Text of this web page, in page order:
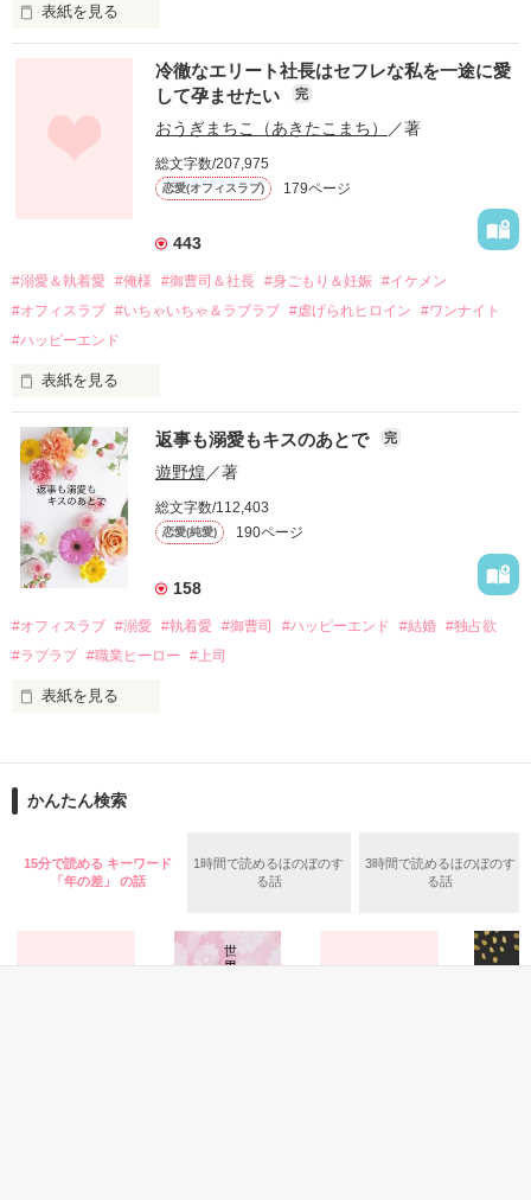
表紙を見る
幼なじみの哲平に淡い恋心を抱いていた美桜。
しかし、ある出来事をきっかけに二人の関係は壊れてしまう。
関係修復もできないまま、美桜は両親の離婚によって
引っ越すことになり、哲平とも離れ離れになった。
それから約十二年後。
過去の傷から、二度と会いたくないと思っていた哲平に
運命のような再会を果たす。
酔った勢いで一夜を共にしてしまった。
さらに、美桜が初めてだと知った哲平は
『責任をとる、結婚しよう』と真っ直ぐに告げてきた。
戸惑う美桜とは裏腹に、好きという気持ちを隠すことなく
甘やかしてくる。
そんなある日、哲平は美桜がストーカー被害に
遭っていることを知る。
美桜を守るため、哲平は同居を提案してきて――。
夏木美桜(なつきみお)
鳴海哲平 (なるみてっぺい)
2026.6.5～2026.7.25
＊以前、公開していた話の改稿版です＊
冷徹なエリート社長はセフレな私を一途に愛
して孕ませたい
完
おうぎまちこ（あきたこまち） ／著
総文字数/207,975
恋愛(オフィスラブ) 179ページ
443
#溺愛＆執着愛 #俺様 #御曹司＆社長 #身ごもり＆妊娠 #イケメン
#オフィスラブ #いちゃいちゃ＆ラブラブ #虐げられヒロイン
#ワンナイト
#ハッピーエンド
表紙を見る
おかしな噂を流されて前の職場でうまくいかなかった梅田美
桜は、海外で傷心旅行をしていたところ、日本人美青年と出会
い、酒の勢いもあり一夜限りの関係となる。
帰国後、美桜は新しい職場でワンナイトした美青年と再会。
なんと彼の正体は、とある財閥御曹司にも関わらず、一族を離
れて起業した新進気鋭の実業家、社内でも冷徹だと評判な社長
――御影恭司その人だったのだ――！
なぜか恭司から飼い猫の世話係を命じられた美桜は、猫の世
の関係となってしまい――？
返事も溺愛もキスのあとで 完
遊野煌／著
総文字数/112,403
恋愛(純愛) 190ページ
158
#オフィスラブ #溺愛 #執着愛 #御曹司 #ハッピーエンド #結婚 #独占欲
#ラブラブ #職業ヒーロー #上司
表紙を見る
ションの企画戦略室で働いている。
めた、同期で恋人の石垣守（26）がいるのだが、後輩の姫原由
いた。
守と由羅から『便利屋雛子』と馬鹿にされ、一人こっそり泣い
た上、同居まで提案してきて──？
かんたん検索
15分で読める キーワード
「年の差」 の話
1時間で読めるほのぼのす
る話
3時間で読めるほのぼのす
る話